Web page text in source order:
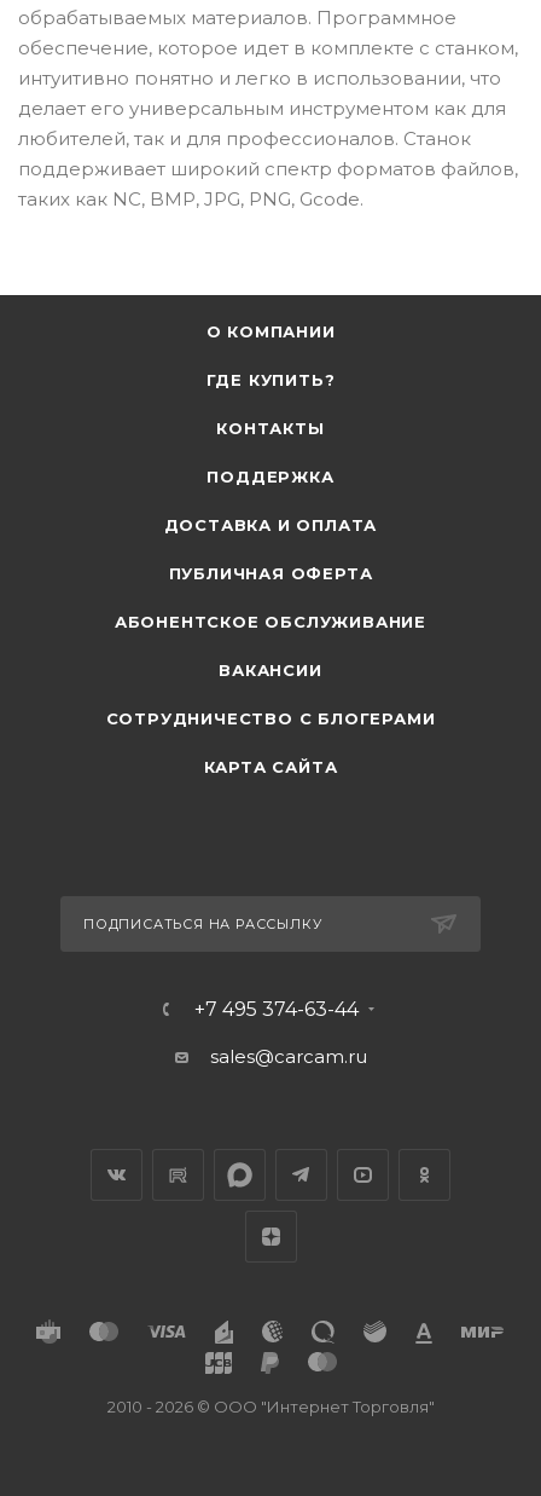
обрабатываемых материалов. Программное
обеспечение, которое идет в комплекте с станком,
интуитивно понятно и легко в использовании, что
делает его универсальным инструментом как для
любителей, так и для профессионалов. Станок
поддерживает широкий спектр форматов файлов,
таких как NC, BMP, JPG, PNG, Gcode.
О КОМПАНИИ
ГДЕ КУПИТЬ?
КОНТАКТЫ
ПОДДЕРЖКА
ДОСТАВКА И ОПЛАТА
ПУБЛИЧНАЯ ОФЕРТА
АБОНЕНТСКОЕ ОБСЛУЖИВАНИЕ
ВАКАНСИИ
СОТРУДНИЧЕСТВО С БЛОГЕРАМИ
КАРТА САЙТА
ПОДПИСАТЬСЯ НА РАССЫЛКУ
+7 495 374-63-44
sales@carcam.ru
2010 - 2026 © ООО "Интернет Торговля"